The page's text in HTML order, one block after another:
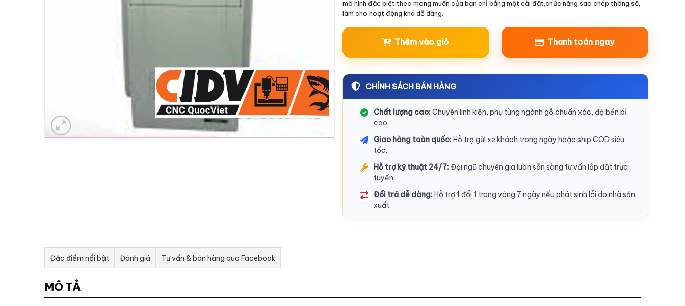
mô hình đặc biệt theo mong muốn của bạn chỉ bằng một cài đặt,chức năng sao chép thông số,
làm cho hoạt động khá dễ dàng.
Thêm vào giỏ Thanh toán ngay
CHÍNH SÁCH BÁN HÀNG
Chất lượng cao:Chuyên linh kiện, phụ tùng ngành gỗ chuẩn xác, độ bền bỉ
cao.
Giao hàng toàn quốc:Hỗ trợ gửi xe khách trong ngày hoặc ship COD siêu
tốc.
Hỗ trợ kỹ thuật 24/7:Đội ngũ chuyên gia luôn sẵn sàng tư vấn lắp đặt trực
tuyến.
Đổi trả dễ dàng:Hỗ trợ 1 đổi 1 trong vòng 7 ngày nếu phát sinh lỗi do nhà sản
xuất.
Đặc điểm nổi bật Đánh giá Tư vấn & bán hàng qua Facebook
MÔ TẢ